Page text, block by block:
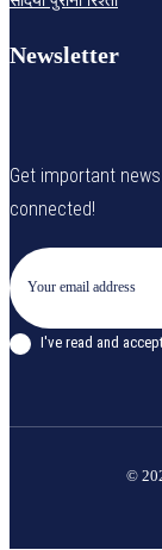
Newsletter
Get important
connected!
I've read and
©